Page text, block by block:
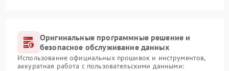
Оригинальные программные решение и
безопасное обслуживание данных
Использование официальных прошивок и инструментов,
аккуратная работа с пользовательскими данными: